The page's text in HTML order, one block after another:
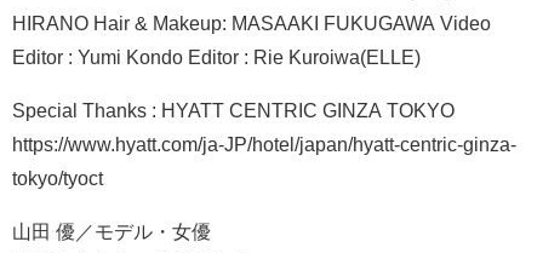
HIRANO Hair & Makeup: MASAAKI FUKUGAWA Video
Editor : Yumi Kondo Editor : Rie Kuroiwa(ELLE)
Special Thanks : HYATT CENTRIC GINZA TOKYO
https://www.hyatt.com/ja-JP/hotel/japan/hyatt-centric-ginza-
tokyo/tyoct
山田 優／モデル・女優